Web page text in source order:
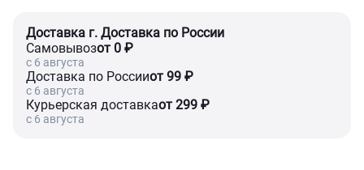
Доставка г. Доставка по России
Самовывозот 0 ₽
c 6 августа
Доставка по Россииот 99 ₽
c 6 августа
Курьерская доставкаот 299 ₽
c 6 августа